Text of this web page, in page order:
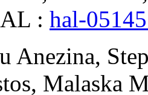
: hal-
Anezina,
, Malaska